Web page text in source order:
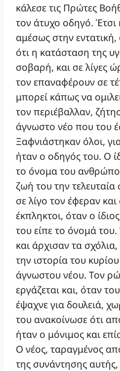
κάλεσε τις Πρώτες
τον άτυχο οδηγό. Έτσι
αμέσως στην
ότι η κατάσταση της
σοβαρή, και σε λίγες
τον επαναφέρουν σε
μπορεί κάπως να
τον περιέβαλλαν,
άγνωστο νέο που του
Ξαφνιάστηκαν όλοι,
ήταν ο οδηγός του. Ο
το όνομα του
ζωή του την
σε λίγο τον έφεραν και
έκπληκτοι, όταν ο
του είπε το όνομά
και άρχισαν τα
την ιστορία του
άγνωστου νέου. Τον
εργάζεται και, όταν
έψαχνε για δουλειά,
του ανακοίνωσε ότι
ήταν ο μόνιμος και
Ο νέος, ταραγμένος
της συνάντησης